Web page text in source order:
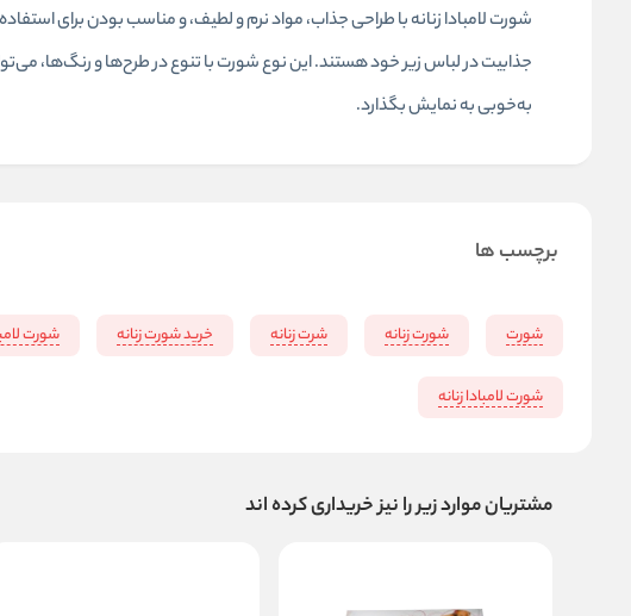
شورت لامبادا زنانه با طراحی جذاب، مواد نرم و لطیف، و مناسب بودن برای
جذابیت در لباس زیر خود هستند. این نوع شورت با تنوع در طرح‌ها و رنگ‌ها،
به‌خوبی به نمایش بگذارد.
برچسب ها
شورت شورت زنانه شرت زنانه خرید شورت زنانه شورت
شورت لامبادا زنانه
مشتریان موارد زیر را نیز خریداری کرده اند